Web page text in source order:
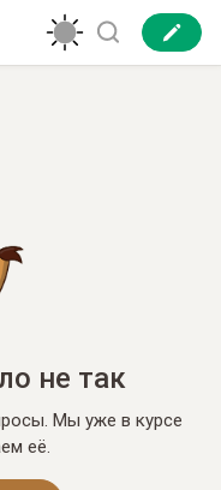
не так
Мы уже в курсе
её.